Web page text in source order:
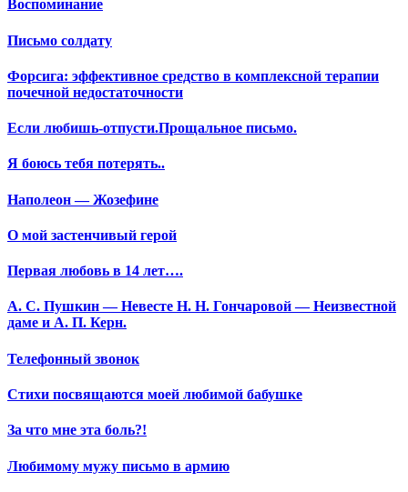
Воспоминание
Письмо солдату
Форсига: эффективное средство в комплексной терапии
почечной недостаточности
Если любишь-отпусти.Прощальное письмо.
Я боюсь тебя потерять..
Наполеон — Жозефине
О мой застенчивый герой
Первая любовь в 14 лет….
А. С. Пушкин — Невесте Н. Н. Гончаровой — Неизвестной
даме и А. П. Керн.
Телефонный звонок
Стихи посвящаются моей любимой бабушке
За что мне эта боль?!
Любимому мужу письмо в армию